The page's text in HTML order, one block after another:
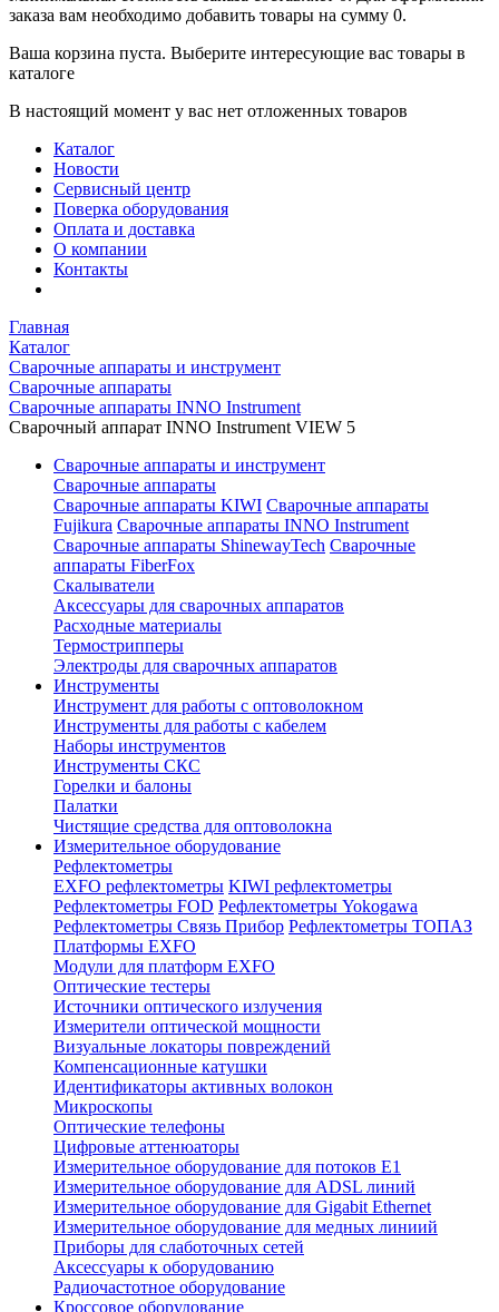
заказа вам необходимо добавить товары на сумму 0.
Ваша корзина пуста. Выберите интересующие вас товары в
каталоге
В настоящий момент у вас нет отложенных товаров
Каталог
Новости
Сервисный центр
Поверка оборудования
Оплата и доставка
О компании
Контакты
Главная
Каталог
Сварочные аппараты и инструмент
Сварочные аппараты
Сварочные аппараты INNO Instrument
Сварочный аппарат INNO Instrument VIEW 5
Сварочные аппараты и инструмент
Сварочные аппараты
Сварочные аппараты KIWI Сварочные аппараты
Fujikura Сварочные аппараты INNO Instrument
Сварочные аппараты ShinewayTech Cварочные
аппараты FiberFox
Скалыватели
Аксессуары для сварочных аппаратов
Расходные материалы
Термострипперы
Электроды для сварочных аппаратов
Инструменты
Инструмент для работы с оптоволокном
Инструменты для работы с кабелем
Наборы инструментов
Инструменты СКС
Горелки и балоны
Палатки
Чистящие средства для оптоволокна
Измерительное оборудование
Рефлектометры
EXFO рефлектометры KIWI рефлектометры
Рефлектометры FOD Рефлектометры Yokogawa
Рефлектометры Связь Прибор Рефлектометры ТОПАЗ
Платформы EXFO
Модули для платформ EXFO
Оптические тестеры
Источники оптического излучения
Измерители оптической мощности
Визуальные локаторы повреждений
Компенсационные катушки
Идентификаторы активных волокон
Микроскопы
Оптические телефоны
Цифровые аттенюаторы
Измерительное оборудование для потоков Е1
Измерительное оборудование для ADSL линий
Измерительное оборудование для Gigabit Ethernet
Измерительное оборудование для медных линиий
Приборы для слаботочных сетей
Аксессуары к оборудованию
Радиочастотное оборудование
Кроссовое оборудование